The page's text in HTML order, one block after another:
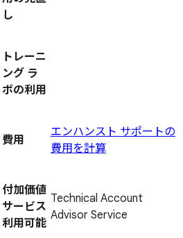
し
トレーニ
ング ラ
ボの利用
費用
エンハンスト サポートの
費用を計算
付加価値
サービス
利用可能
Technical Account
Advisor Service